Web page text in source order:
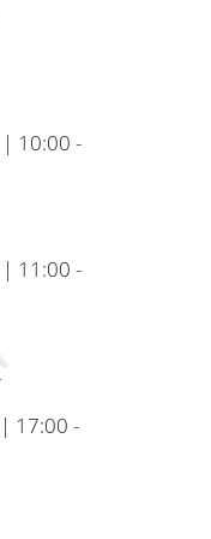
| 10:00 -
| 11:00 -
17:00 -